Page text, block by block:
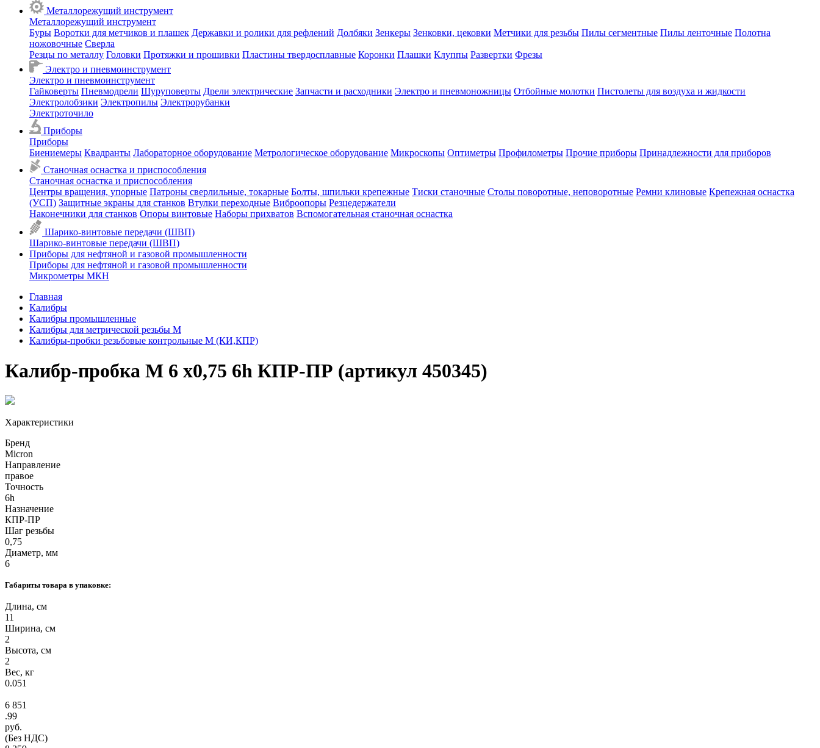
Металлорежущий инструмент
Металлорежущий инструмент
Буры Воротки для метчиков и плашек Державки и ролики для рефлений Долбяки Зенкеры Зенковки, цековки Метчики для резьбы Пилы сегментные Пилы ленточные Полотна
ножовочные Сверла
Резцы по металлу Головки Протяжки и прошивки Пластины твердосплавные Коронки Плашки Клуппы Развертки Фрезы
Электро и пневмоинструмент
Электро и пневмоинструмент
Гайковерты Пневмодрели Шуруповерты Дрели электрические Запчасти и расходники Электро и пневмоножницы Отбойные молотки Пистолеты для воздуха и жидкости
Электролобзики Электропилы Электрорубанки
Электроточило
Приборы
Приборы
Биениемеры Квадранты Лабораторное оборудование Метрологическое оборудование Микроскопы Оптиметры Профилометры Прочие приборы Принадлежности для приборов
Станочная оснастка и приспособления
Станочная оснастка и приспособления
Центры вращения, упорные Патроны сверлильные, токарные Болты, шпильки крепежные Тиски станочные Столы поворотные, неповоротные Ремни клиновые Крепежная оснастка
(УСП) Защитные экраны для станков Втулки переходные Виброопоры Резцедержатели
Наконечники для станков Опоры винтовые Наборы прихватов Вспомогательная станочная оснастка
Шарико-винтовые передачи (ШВП)
Шарико-винтовые передачи (ШВП)
Приборы для нефтяной и газовой промышленности
Приборы для нефтяной и газовой промышленности
Микрометры МКН
Главная
Калибры
Калибры промышленные
Калибры для метрической резьбы М
Калибры-пробки резьбовые контрольные М (КИ,КПР)
Калибр-пробка М 6 х0,75 6h КПР-ПР (артикул 450345)
Характеристики
Бренд
Micron
Направление
правое
Точность
6h
Назначение
КПР-ПР
Шаг резьбы
0,75
Диаметр, мм
6
Габариты товара в упаковке:
Длина, см
11
Ширина, см
2
Высота, см
2
Вес, кг
0.051
6 851
.99
руб.
(Без НДС)